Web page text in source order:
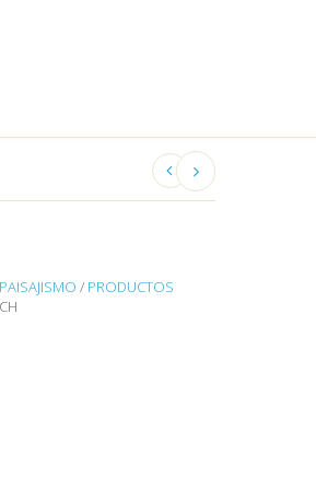
/ PRODUCTOS